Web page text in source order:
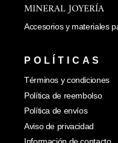
MINERAL JOYERÍA
Accesorios y materiales
POLÍTICAS
Términos y condiciones
Política de reembolso
Política de envíos
Aviso de privacidad